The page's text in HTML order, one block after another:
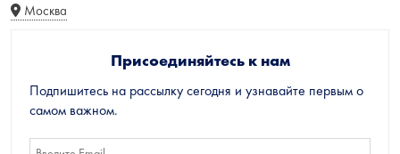
Москва
Присоединяйтесь к нам
Подпишитесь на рассылку сегодня и узнавайте первым о
самом важном.